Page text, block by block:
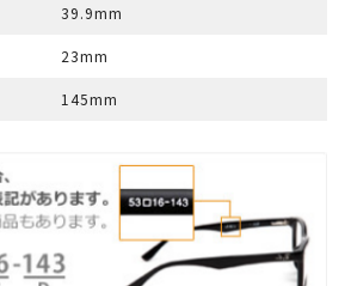
39.9mm
23mm
145mm